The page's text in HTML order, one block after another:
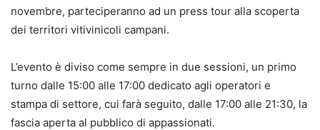
novembre, parteciperanno ad un press tour alla scoperta
dei territori vitivinicoli campani.
L’evento è diviso come sempre in due sessioni, un primo
turno dalle 15:00 alle 17:00 dedicato agli operatori e
stampa di settore, cui farà seguito, dalle 17:00 alle 21:30, la
fascia aperta al pubblico di appassionati.